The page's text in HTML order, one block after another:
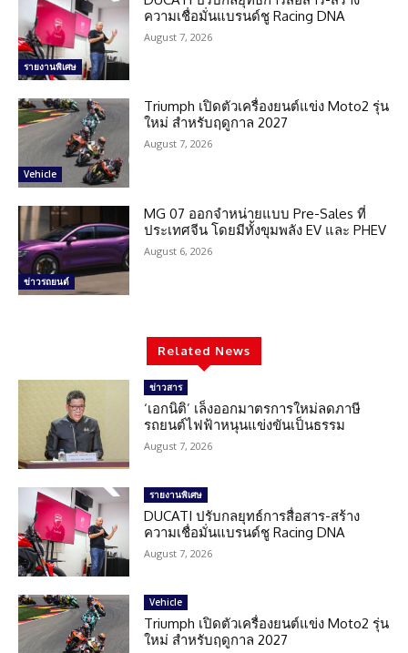
รายงานพิเศษ
ความเชื่อมั่นแบรนด์ชู Racing DNA
August 7, 2026
Vehicle
Triumph เปิดตัวเครื่องยนต์แข่ง Moto2 รุ่น
ใหม่ สำหรับฤดูกาล 2027
August 7, 2026
ข่าวรถยนต์
MG 07 ออกจำหน่ายแบบ Pre-Sales ที่
ประเทศจีน โดยมีทั้งขุมพลัง EV และ PHEV
August 6, 2026
Related News
ข่าวสาร
‘เอกนิติ’ เล็งออกมาตรการใหม่ลดภาษี
รถยนต์ไฟฟ้าหนุนแข่งขันเป็นธรรม
August 7, 2026
รายงานพิเศษ
DUCATI ปรับกลยุทธ์การสื่อสาร-สร้าง
ความเชื่อมั่นแบรนด์ชู Racing DNA
August 7, 2026
Vehicle
Triumph เปิดตัวเครื่องยนต์แข่ง Moto2 รุ่น
ใหม่ สำหรับฤดูกาล 2027